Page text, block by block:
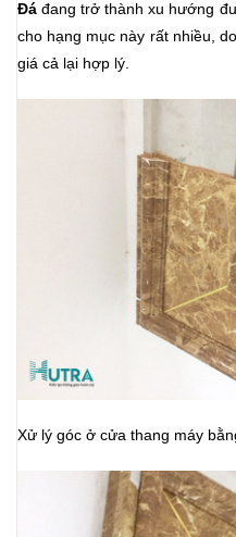
Đá đang trở thành xu hướng
cho hạng mục này rất nhiều,
giá cả lại hợp lý.
Xử lý góc ở cửa thang máy